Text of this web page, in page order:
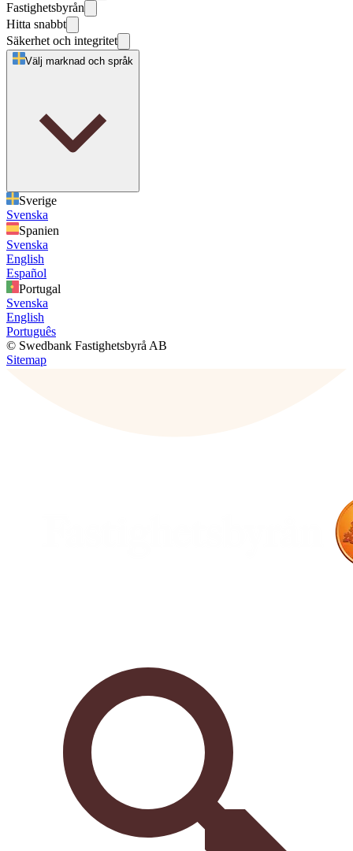
Fastighetsbyrån
Hitta snabbt
Säkerhet och integritet
Välj marknad och språk
Sverige
Svenska
Spanien
Svenska
English
Español
Portugal
Svenska
English
Português
© Swedbank Fastighetsbyrå AB
Sitemap